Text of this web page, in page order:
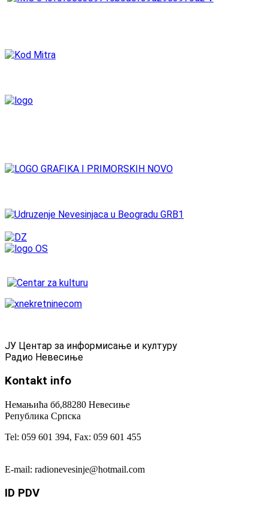
ЈУ Центар за информисање и културу
Радио Невесиње
Kontakt info
Немањића бб,88280 Невесиње
Република Српска
Tel: 059 601 394, Fax: 059 601 455
E-mail: radionevesinje@hotmail.com
ID PDV